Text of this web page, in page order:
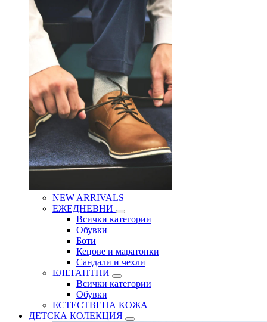
NEW ARRIVALS
ЕЖЕДНЕВНИ
Всички категории
Обувки
Боти
Кецове и маратонки
Сандали и чехли
ЕЛЕГАНТНИ
Всички категории
Обувки
ЕСТЕСТВЕНА КОЖА
ДЕТСКА КОЛЕКЦИЯ